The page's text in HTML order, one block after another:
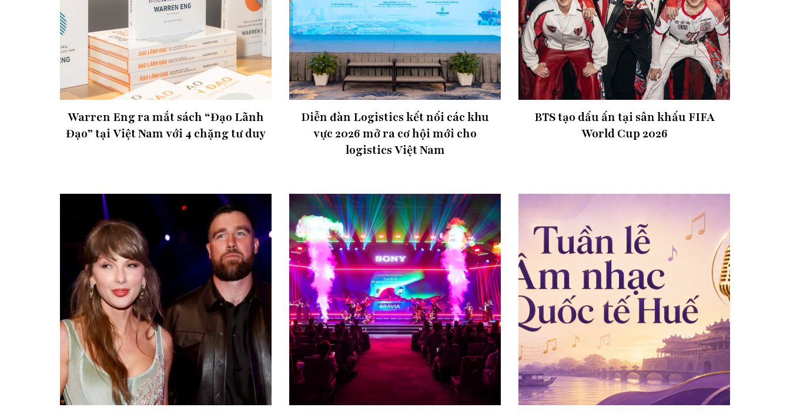
Warren Eng ra mắt sách “Đạo Lãnh
Đạo” tại Việt Nam với 4 chặng tư duy
Diễn đàn Logistics kết nối các khu
vực 2026 mở ra cơ hội mới cho
logistics Việt Nam
BTS tạo dấu ấn tại sân khấu FIFA
World Cup 2026